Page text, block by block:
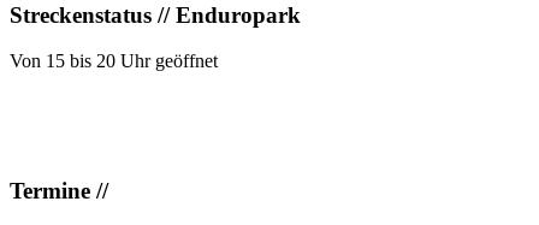
Streckenstatus // Enduropark
Von 15 bis 20 Uhr geöffnet
Termine //